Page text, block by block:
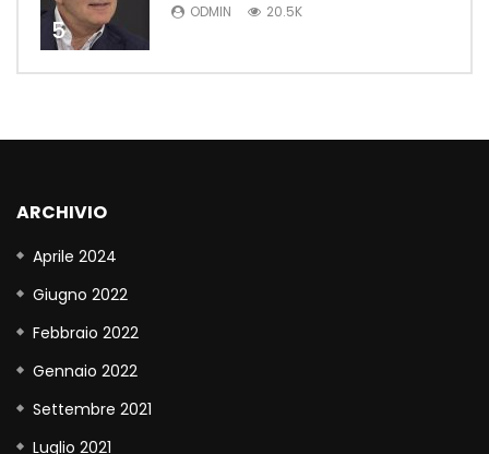
5
ODMIN 20.5K
ARCHIVIO
Aprile 2024
Giugno 2022
Febbraio 2022
Gennaio 2022
Settembre 2021
Luglio 2021